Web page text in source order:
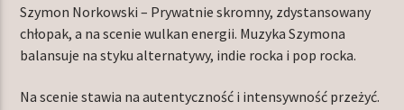
Szymon Norkowski – Prywatnie skromny, zdystansowany
chłopak, a na scenie wulkan energii. Muzyka Szymona
balansuje na styku alternatywy, indie rocka i pop rocka.
Na scenie stawia na autentyczność i intensywność przeżyć.